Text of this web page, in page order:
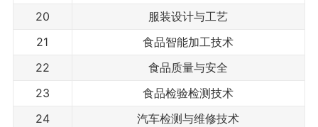
20
服装设计与工艺
21
食品智能加工技术
22
食品质量与安全
23
食品检验检测技术
24
汽车检测与维修技术